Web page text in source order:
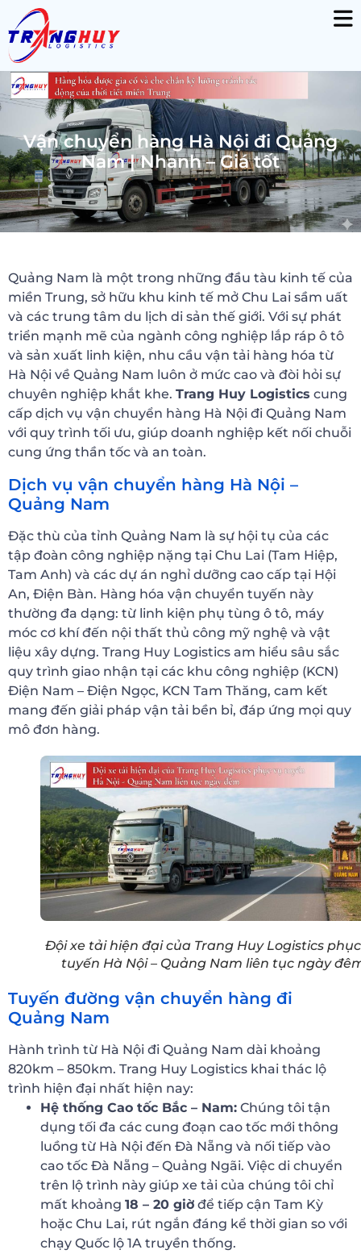
Vận chuyển hàng Hà Nội đi Quảng
Nam | Nhanh – Giá tốt
Quảng Nam là một trong những đầu tàu kinh tế của
miền Trung, sở hữu khu kinh tế mở Chu Lai sầm uất
và các trung tâm du lịch di sản thế giới. Với sự phát
triển mạnh mẽ của ngành công nghiệp lắp ráp ô tô
và sản xuất linh kiện, nhu cầu vận tải hàng hóa từ
Hà Nội về Quảng Nam luôn ở mức cao và đòi hỏi sự
chuyên nghiệp khắt khe. Trang Huy Logistics cung
cấp dịch vụ vận chuyển hàng Hà Nội đi Quảng Nam
với quy trình tối ưu, giúp doanh nghiệp kết nối chuỗi
cung ứng thần tốc và an toàn.
Dịch vụ vận chuyển hàng Hà Nội –
Quảng Nam
Đặc thù của tỉnh Quảng Nam là sự hội tụ của các
tập đoàn công nghiệp nặng tại Chu Lai (Tam Hiệp,
Tam Anh) và các dự án nghỉ dưỡng cao cấp tại Hội
An, Điện Bàn. Hàng hóa vận chuyển tuyến này
thường đa dạng: từ linh kiện phụ tùng ô tô, máy
móc cơ khí đến nội thất thủ công mỹ nghệ và vật
liệu xây dựng. Trang Huy Logistics am hiểu sâu sắc
quy trình giao nhận tại các khu công nghiệp (KCN)
Điện Nam – Điện Ngọc, KCN Tam Thăng, cam kết
mang đến giải pháp vận tải bền bỉ, đáp ứng mọi quy
mô đơn hàng.
Đội xe tải hiện đại của Trang Huy Logistics
tuyến Hà Nội – Quảng Nam liên tục ngày
Tuyến đường vận chuyển hàng đi
Quảng Nam
Hành trình từ Hà Nội đi Quảng Nam dài khoảng
820km – 850km. Trang Huy Logistics khai thác lộ
trình hiện đại nhất hiện nay:
Hệ thống Cao tốc Bắc – Nam: Chúng tôi tận
dụng tối đa các cung đoạn cao tốc mới thông
luồng từ Hà Nội đến Đà Nẵng và nối tiếp vào
cao tốc Đà Nẵng – Quảng Ngãi. Việc di chuyển
trên lộ trình này giúp xe tải của chúng tôi chỉ
mất khoảng 18 – 20 giờ để tiếp cận Tam Kỳ
hoặc Chu Lai, rút ngắn đáng kể thời gian so với
chạy Quốc lộ 1A truyền thống.